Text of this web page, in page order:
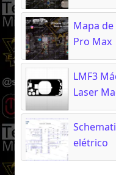
Mapa
Pro Max
LMF3
Laser
elétrico